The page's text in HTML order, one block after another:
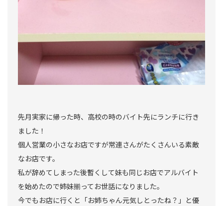
先月実家に帰った時、高校の時のバイト先にランチに行き
ました！
個人営業の小さなお店ですが常連さんがたくさんいる素敵
なお店です。
私が辞めてしまった後暫くして妹も同じお店でアルバイト
を始めたので姉妹揃ってお世話になりました。
今でもお店に行くと「お姉ちゃん元気しとったね？」と優